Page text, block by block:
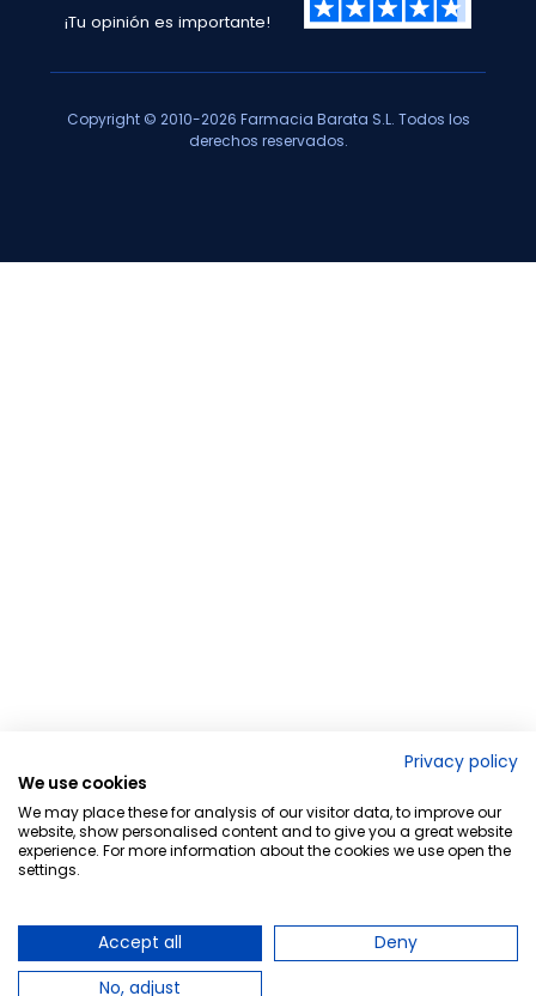
¡Tu opinión es importante!
Copyright © 2010-2026 Farmacia Barata S.L. Todos los
derechos reservados.
Privacy policy
We use cookies
We may place these for analysis of our visitor data, to improve our
website, show personalised content and to give you a great website
experience. For more information about the cookies we use open the
settings.
Accept all
Deny
No, adjust